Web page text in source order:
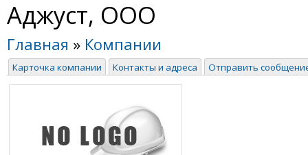
Аджуст, ООО
Главная » Компании
Карточка компании Контакты и адреса Отправить